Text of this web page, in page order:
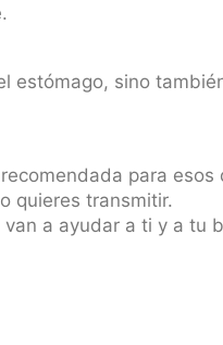
estómago, sino
para
quieres transmitir.
van a ayudar a ti y a tu